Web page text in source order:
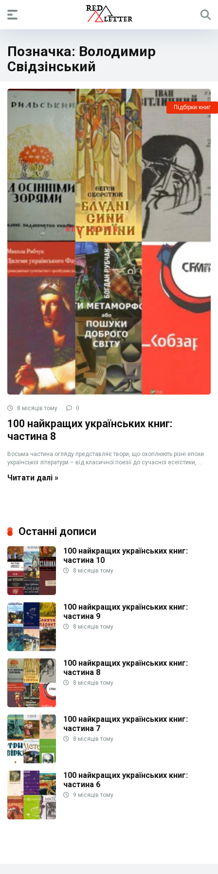
Позначка: Володимир
Свідзінський
Підбірки книг
8 місяців тому 0
100 найкращих українських книг:
частина 8
Восьма частина огляду представляє твори, що охоплюють різні епохи
української літератури – від класичної поезії до сучасної есеїстики, ...
Читати далі »
Останні дописи
100 найкращих українських книг:
частина 10
8 місяців тому
100 найкращих українських книг:
частина 9
8 місяців тому
100 найкращих українських книг:
частина 8
8 місяців тому
100 найкращих українських книг:
частина 7
8 місяців тому
100 найкращих українських книг:
частина 6
9 місяців тому